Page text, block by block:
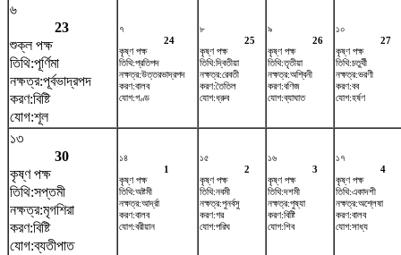
৬
23
শুক্ল পক্ষ
তিথি:পূর্ণিমা
নক্ষত্র:পূর্বভাদ্রপদ
করণ:বিষ্টি
যোগ:শূল
৭
24
কৃষ্ণ পক্ষ
তিথি:প্রতিপদ
নক্ষত্র:উত্তরভাদ্রপদ
করণ:বালব
যোগ:গণ্ড
৮
25
কৃষ্ণ পক্ষ
তিথি:দ্বিতীয়া
নক্ষত্র:রেবতী
করণ:তৈতিল
যোগ:ধ্রুব
৯
26
কৃষ্ণ পক্ষ
তিথি:তৃতীয়া
নক্ষত্র:অশ্বিনী
করণ:বণিজ
যোগ:ব্যাঘাত
১০
27
কৃষ্ণ পক্ষ
তিথি:চতুর্থী
নক্ষত্র:ভরণী
করণ:বব
যোগ:হর্ষণ
১৩
30
কৃষ্ণ পক্ষ
তিথি:সপ্তমী
নক্ষত্র:মৃগশিরা
করণ:বিষ্টি
যোগ:ব্যতীপাত
১৪
1
কৃষ্ণ পক্ষ
তিথি:অষ্টমী
নক্ষত্র:আর্দ্রা
করণ:বালব
যোগ:বরীয়ান
১৫
2
কৃষ্ণ পক্ষ
তিথি:নবমী
নক্ষত্র:পুনর্বসু
করণ:গর
যোগ:পরিঘ
১৬
3
কৃষ্ণ পক্ষ
তিথি:দশমী
নক্ষত্র:পুষ্যা
করণ:বিষ্টি
যোগ:শিব
১৭
4
কৃষ্ণ পক্ষ
তিথি:একাদশী
নক্ষত্র:অশ্লেষা
করণ:বালব
যোগ:সাধ্য